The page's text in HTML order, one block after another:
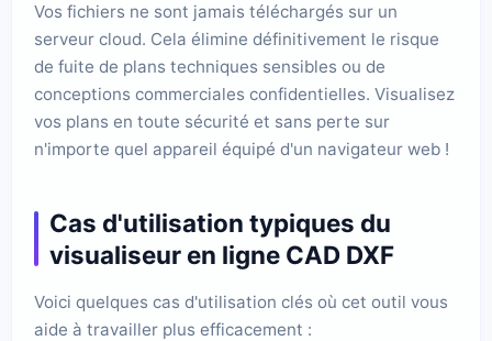
Vos fichiers ne sont jamais téléchargés sur un
serveur cloud. Cela élimine définitivement le risque
de fuite de plans techniques sensibles ou de
conceptions commerciales confidentielles. Visualisez
vos plans en toute sécurité et sans perte sur
n'importe quel appareil équipé d'un navigateur web !
Cas d'utilisation typiques du
visualiseur en ligne CAD DXF
Voici quelques cas d'utilisation clés où cet outil vous
aide à travailler plus efficacement :